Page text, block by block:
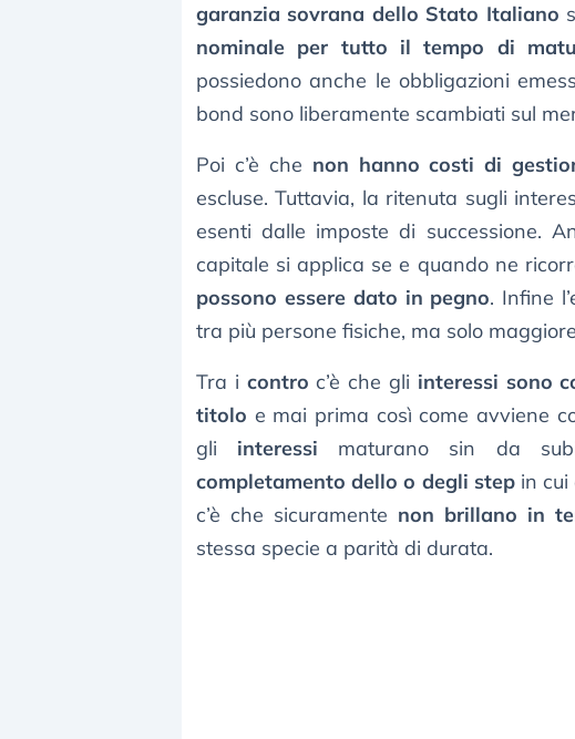
garanzia sovrana dello Stato Italiano
nominale per tutto il tempo di
possiedono anche le obbligazioni
bond sono liberamente scambiati sul
Poi c’è che non hanno costi di
escluse. Tuttavia, la ritenuta sugli
esenti dalle imposte di successione.
capitale si applica se e quando ne
possono essere dato in pegno. Infine
tra più persone fisiche, ma solo
Tra i contro c’è che gli interessi sono
titolo e mai prima così come avviene
gli interessi maturano sin da
completamento dello o degli stepin cui
c’è che sicuramente non brillano in
stessa specie a parità di durata.